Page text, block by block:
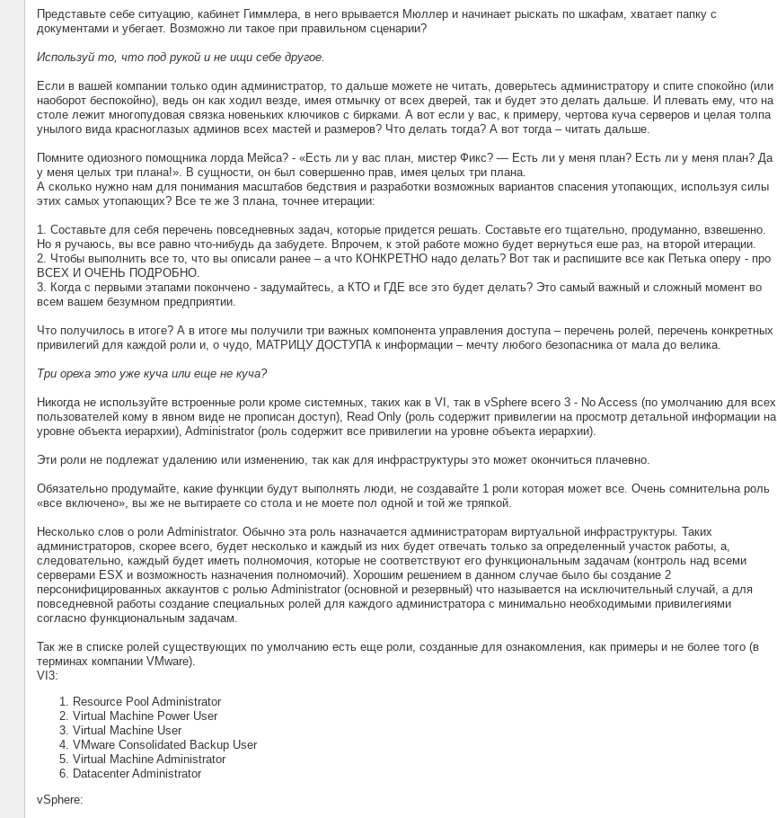
Представьте себе ситуацию, кабинет Гиммлера, в него врывается Мюллер и начинает рыскать по шкафам, хватает папку с
документами и убегает. Возможно ли такое при правильном сценарии?
Используй то, что под рукой и не ищи себе другое.
Если в вашей компании только один администратор, то дальше можете не читать, доверьтесь администратору и спите спокойно (или
наоборот беспокойно), ведь он как ходил везде, имея отмычку от всех дверей, так и будет это делать дальше. И плевать ему, что на
столе лежит многопудовая связка новеньких ключиков с бирками. А вот если у вас, к примеру, чертова куча серверов и целая толпа
унылого вида красноглазых админов всех мастей и размеров? Что делать тогда? А вот тогда – читать дальше.
Помните одиозного помощника лорда Мейса? - «Есть ли у вас план, мистер Фикс? — Есть ли у меня план? Есть ли у меня план? Да
у меня целых три плана!». В сущности, он был совершенно прав, имея целых три плана.
А сколько нужно нам для понимания масштабов бедствия и разработки возможных вариантов спасения утопающих, используя силы
этих самых утопающих? Все те же 3 плана, точнее итерации:
1. Составьте для себя перечень повседневных задач, которые придется решать. Составьте его тщательно, продуманно, взвешенно.
Но я ручаюсь, вы все равно что-нибудь да забудете. Впрочем, к этой работе можно будет вернуться еше раз, на второй итерации.
2. Чтобы выполнить все то, что вы описали ранее – а что КОНКРЕТНО надо делать? Вот так и распишите все как Петька оперу - про
ВСЕХ И ОЧЕНЬ ПОДРОБНО.
3. Когда с первыми этапами покончено - задумайтесь, а КТО и ГДЕ все это будет делать? Это самый важный и сложный момент во
всем вашем безумном предприятии.
Что получилось в итоге? А в итоге мы получили три важных компонента управления доступа – перечень ролей, перечень конкретных
привилегий для каждой роли и, о чудо, МАТРИЦУ ДОСТУПА к информации – мечту любого безопасника от мала до велика.
Три ореха это уже куча или еще не куча?
Никогда не используйте встроенные роли кроме системных, таких как в VI, так в vSphere всего 3 - No Access (по умолчанию для всех
пользователей кому в явном виде не прописан доступ), Read Only (роль содержит привилегии на просмотр детальной информации на
уровне объекта иерархии), Administrator (роль содержит все привилегии на уровне объекта иерархии).
Эти роли не подлежат удалению или изменению, так как для инфраструктуры это может окончиться плачевно.
Обязательно продумайте, какие функции будут выполнять люди, не создавайте 1 роли которая может все. Очень сомнительна роль
«все включено», вы же не вытираете со стола и не моете пол одной и той же тряпкой.
Несколько слов о роли Administrator. Обычно эта роль назначается администраторам виртуальной инфраструктуры. Таких
администраторов, скорее всего, будет несколько и каждый из них будет отвечать только за определенный участок работы, а,
следовательно, каждый будет иметь полномочия, которые не соответствуют его функциональным задачам (контроль над всеми
серверами ESX и возможность назначения полномочий). Хорошим решением в данном случае было бы создание 2
персонифицированных аккаунтов с ролью Administrator (основной и резервный) что называется на исключительный случай, а для
повседневной работы создание специальных ролей для каждого администратора с минимально необходимыми привилегиями
согласно функциональным задачам.
Так же в списке ролей существующих по умолчанию есть еще роли, созданные для ознакомления, как примеры и не более того (в
терминах компании VMware).
VI3:
Resource Pool Administrator
Virtual Machine Power User
Virtual Machine User
VMware Consolidated Backup User
Virtual Machine Administrator
Datacenter Administrator
vSphere: